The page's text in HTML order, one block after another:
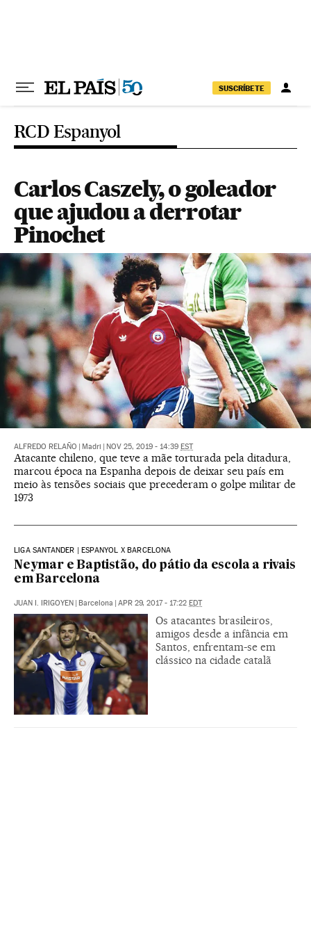
SUSCRÍBETE
RCD Espanyol
Carlos Caszely, o goleador
que ajudou a derrotar
Pinochet
ALFREDO RELAÑO Madri NOV 25, 2019 - 14:39 EST
Atacante chileno, que teve a mãe torturada pela ditadura,
marcou época na Espanha depois de deixar seu país em
meio às tensões sociais que precederam o golpe militar de
1973
LIGA SANTANDER | ESPANYOL X BARCELONA
Neymar e Baptistão, do pátio da escola a rivais
em Barcelona
JUAN I. IRIGOYEN Barcelona APR 29, 2017 - 17:22 EDT
Os atacantes brasileiros,
amigos desde a infância em
Santos, enfrentam-se em
clássico na cidade catalã